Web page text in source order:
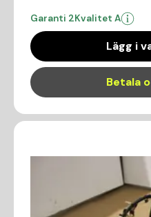
Garanti 2Kvalitet A
Lägg i
Betala